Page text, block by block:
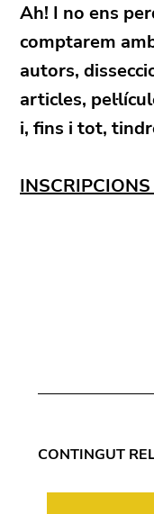
Ah! I no ens
comptarem
autors,
articles,
i, fins i tot,
CONTINGUT